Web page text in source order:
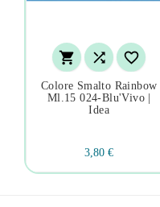
  
Colore Smalto Rainbow
Ml.15 024-Blu'Vivo |
Idea
3,80 €